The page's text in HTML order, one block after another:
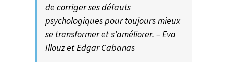
de corriger ses défauts
psychologiques pour toujours mieux
se transformer et s’améliorer. – Eva
Illouz et Edgar Cabanas